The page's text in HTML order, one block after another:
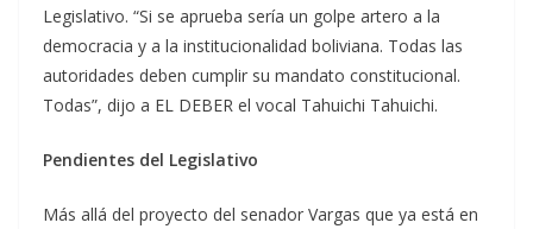
Legislativo. “Si se aprueba sería un golpe artero a la
democracia y a la institucionalidad boliviana. Todas las
autoridades deben cumplir su mandato constitucional.
Todas”, dijo a EL DEBER el vocal Tahuichi Tahuichi.
Pendientes del Legislativo
Más allá del proyecto del senador Vargas que ya está en